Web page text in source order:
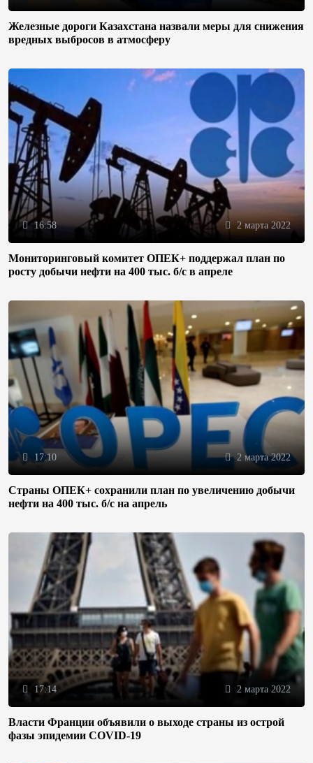
Железные дороги Казахстана назвали меры для снижения
вредных выбросов в атмосферу
16:58 2 марта 2022
Мониторинговый комитет ОПЕК+ поддержал план по
росту добычи нефти на 400 тыс. б/с в апреле
17:10 2 марта 2022
Страны ОПЕК+ сохранили план по увеличению добычи
нефти на 400 тыс. б/с на апрель
17:14 2 марта 2022
Власти Франции объявили о выходе страны из острой
фазы эпидемии COVID-19